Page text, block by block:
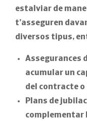
estalviar de
t’asseguren
diversos tipus,
Assegurances
acumular un
del contracte o
Plans de
complementar